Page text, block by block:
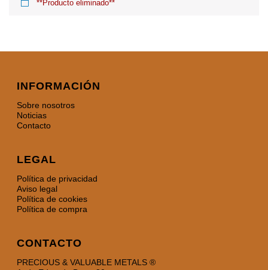
**Producto eliminado**
INFORMACIÓN
Sobre nosotros
Noticias
Contacto
LEGAL
Política de privacidad
Aviso legal
Política de cookies
Política de compra
CONTACTO
PRECIOUS & VALUABLE METALS ®